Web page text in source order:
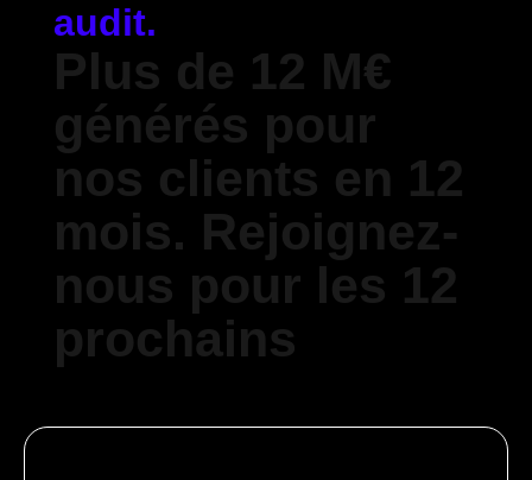
audit.
Plus de 12 M€
générés pour
nos clients en 12
mois. Rejoignez-
nous pour les 12
prochains